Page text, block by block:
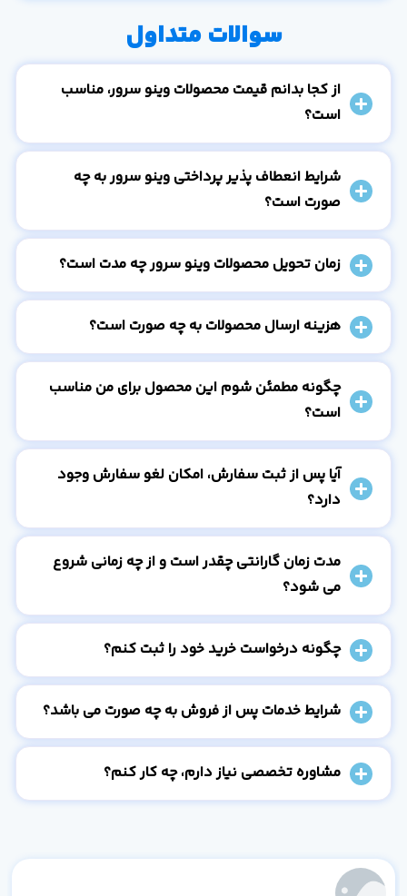
سوالات متداول
از کجا بدانم قیمت محصولات وینو سرور، مناسب
است؟
شرایط انعطاف پذیر پرداختی وینو سرور به چه
صورت است؟
زمان تحویل محصولات وینو سرور چه مدت است؟
هزینه ارسال محصولات به چه صورت است؟
چگونه مطمئن شوم این محصول برای من مناسب
است؟
آیا پس از ثبت سفارش، امکان لغو سفارش وجود
دارد؟
مدت زمان گارانتی چقدر است و از چه زمانی شروع
می شود؟
چگونه درخواست خرید خود را ثبت کنم؟
شرایط خدمات پس از فروش به چه صورت می باشد؟
مشاوره تخصصی نیاز دارم، چه کار کنم؟